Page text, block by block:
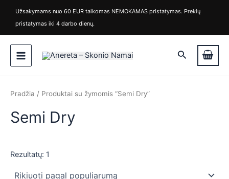
turinio
Užsakymams nuo 60 EUR taikomas NEMOKAMAS pristatymas. Prekių
pristatymas iki 4 darbo dienų.
Main
Menu
Paieška
k
a
n
s
k
i
Pradžia / Produktai su žymomis “Semi Dry”
Semi Dry
Rezultatų: 1